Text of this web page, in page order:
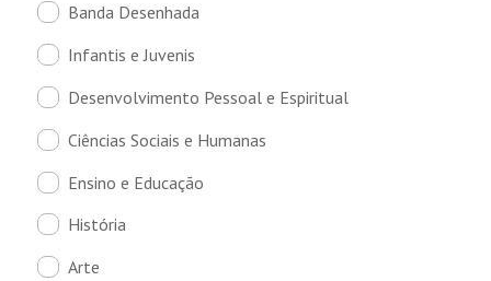
Banda Desenhada
Infantis e Juvenis
Desenvolvimento Pessoal e Espiritual
Ciências Sociais e Humanas
Ensino e Educação
História
Arte